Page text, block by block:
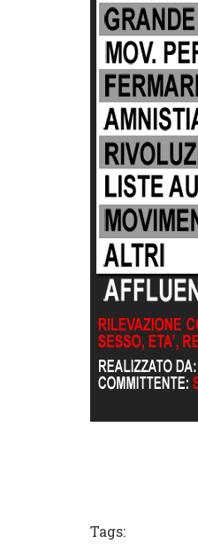
Tags: